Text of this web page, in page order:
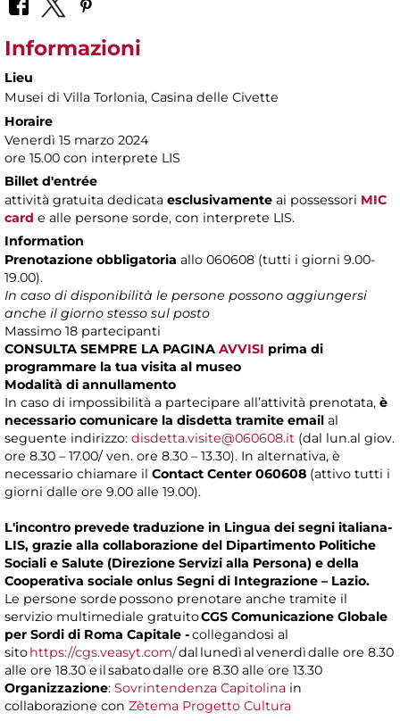
Informazioni
Lieu
Musei di Villa Torlonia, Casina delle Civette
Horaire
Venerdì 15 marzo 2024
ore 15.00 con interprete LIS
Billet d'entrée
attività gratuita dedicata esclusivamente ai possessori MIC
card e alle persone sorde, con interprete LIS.
Information
Prenotazione obbligatoria allo 060608 (tutti i giorni 9.00-
19.00).
In caso di disponibilità le persone possono aggiungersi
anche il giorno stesso sul posto
Massimo 18 partecipanti
CONSULTA SEMPRE LA PAGINA AVVISI prima di
programmare la tua visita al museo
Modalità di annullamento
In caso di impossibilità a partecipare all’attività prenotata, è
necessario comunicare la disdetta tramite email al
seguente indirizzo: disdetta.visite@060608.it (dal lun.al giov.
ore 8.30 – 17.00/ ven. ore 8.30 – 13.30). In alternativa, è
necessario chiamare il Contact Center 060608 (attivo tutti i
giorni dalle ore 9.00 alle 19.00).
L'incontro prevede traduzione in Lingua dei segni italiana-
LIS, grazie alla collaborazione del Dipartimento Politiche
Sociali e Salute (Direzione Servizi alla Persona) e della
Cooperativa sociale onlus Segni di Integrazione – Lazio.
Le persone sorde possono prenotare anche tramite il
servizio multimediale gratuitoCGS Comunicazione Globale
per Sordi di Roma Capitale -collegandosi al
sitohttps://cgs.veasyt.com/dal lunedì al venerdì dalle ore 8.30
alle ore 18.30 e il sabato dalle ore 8.30 alle ore 13.30
Organizzazione: Sovrintendenza Capitolina in
collaborazione con Zètema Progetto Cultura